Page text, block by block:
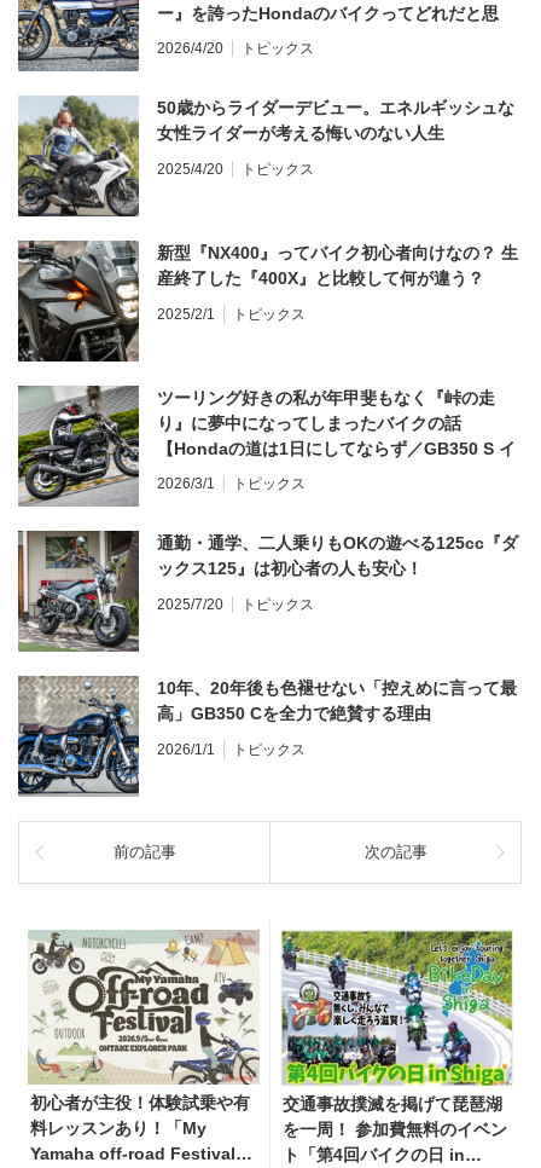
ー』を誇ったHondaのバイクってどれだと思
う？
2026/4/20 トピックス
50歳からライダーデビュー。エネルギッシュな
女性ライダーが考える悔いのない人生
2025/4/20 トピックス
新型『NX400』ってバイク初心者向けなの？ 生
産終了した『400X』と比較して何が違う？
2025/2/1 トピックス
ツーリング好きの私が年甲斐もなく『峠の走
り』に夢中になってしまったバイクの話
【Hondaの道は1日にしてならず／GB350 S イ
ンプレ・レビュー 前編】
2026/3/1 トピックス
通勤・通学、二人乗りもOKの遊べる125cc『ダ
ックス125』は初心者の人も安心！
2025/7/20 トピックス
10年、20年後も色褪せない「控えめに言って最
高」GB350 Cを全力で絶賛する理由
2026/1/1 トピックス
前の記事 次の記事
初心者が主役！体験試乗や有
料レッスンあり！「My
Yamaha off-road Festival」
交通事故撲滅を掲げて琵琶湖
を一周！ 参加費無料のイベン
ト「第4回バイクの日 in